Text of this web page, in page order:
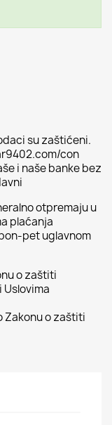
su zaštićeni.
con
i naše banke bez
otpremaju u
plaćanja
pet uglavnom
o zaštiti
Uslovima
Zakonu o zaštiti